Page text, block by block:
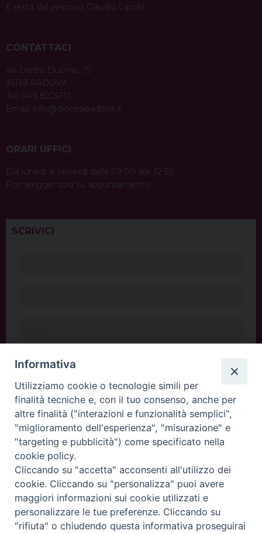
È retta dal vescovo Claudio Cipolla.
CONTATTACI
via Dietro Duomo, 15
35139 PADOVA
Tel. 049 8226111
Email: info@diocesipadova.it
ORARI UFFICI
Dal lunedì al venerdì dalle 09:00 alle 12:30.
Pomeriggio solo su appuntamento.
SCRIVICI
INVIA
Copyright© ChiesadiPadova2022
Informativa
Utilizziamo cookie o tecnologie simili per
finalità tecniche e, con il tuo consenso, anche per
altre finalità ("interazioni e funzionalità semplici",
"miglioramento dell'esperienza", "misurazione" e
"targeting e pubblicità") come specificato nella
cookie policy.
Cliccando su "accetta" acconsenti all'utilizzo dei
cookie. Cliccando su "personalizza" puoi avere
maggiori informazioni sui cookie utilizzati e
personalizzare le tue preferenze. Cliccando su
"rifiuta" o chiudendo questa informativa proseguirai